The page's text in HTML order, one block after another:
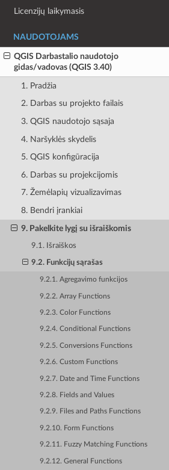
Licenzijų laikymasis
NAUDOTOJAMS
QGIS Darbastalio naudotojo
gidas/vadovas (QGIS 3.40)
1. Pradžia
2. Darbas su projekto failais
3. QGIS naudotojo sąsaja
4. Naršyklės skydelis
5. QGIS konfigūracija
6. Darbas su projekcijomis
7. Žemėlapių vizualizavimas
8. Bendri įrankiai
9. Pakelkite lygį su išraiškomis
9.1. Išraiškos
9.2. Funkcijų sąrašas
9.2.1. Agregavimo funkcijos
9.2.2. Array Functions
9.2.3. Color Functions
9.2.4. Conditional Functions
9.2.5. Conversions Functions
9.2.6. Custom Functions
9.2.7. Date and Time Functions
9.2.8. Fields and Values
9.2.9. Files and Paths Functions
9.2.10. Form Functions
9.2.11. Fuzzy Matching Functions
9.2.12. General Functions